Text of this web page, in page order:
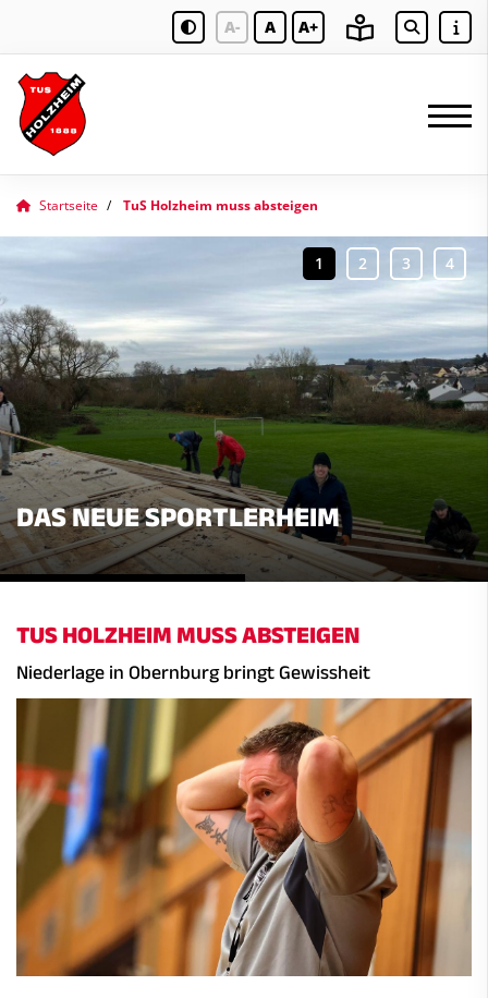
A- A A+
Startseite TuS Holzheim muss absteigen
DAS NEUE SPORTLERHEIM
TUS HOLZHEIM MUSS ABSTEIGEN
Niederlage in Obernburg bringt Gewissheit